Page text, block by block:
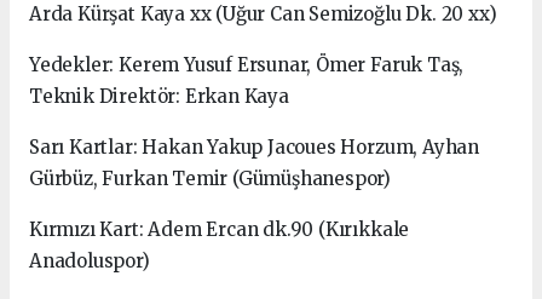
Arda Kürşat Kaya xx (Uğur Can Semizoğlu Dk. 20 xx)
Yedekler: Kerem Yusuf Ersunar, Ömer Faruk Taş,
Teknik Direktör: Erkan Kaya
Sarı Kartlar: Hakan Yakup Jacoues Horzum, Ayhan
Gürbüz, Furkan Temir (Gümüşhanespor)
Kırmızı Kart: Adem Ercan dk.90 (Kırıkkale
Anadoluspor)